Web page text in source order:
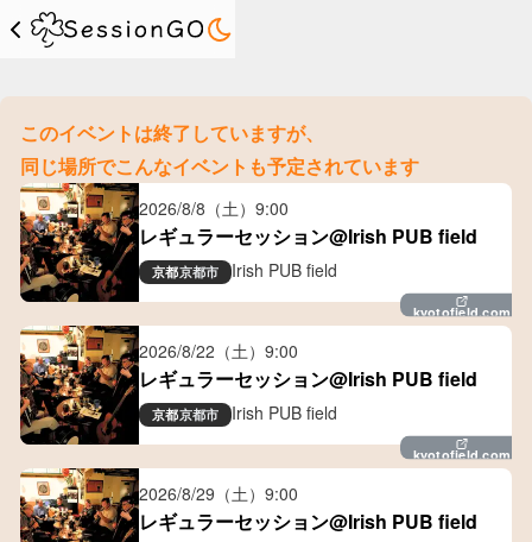
このイベントは終了していますが、
同じ場所でこんなイベントも予定されています
2026/8/8（土） 9:00
レギュラーセッション@Irish PUB field
京都京都市 Irish PUB field
kyotofield.com
2026/8/22（土） 9:00
レギュラーセッション@Irish PUB field
京都京都市 Irish PUB field
kyotofield.com
2026/8/29（土） 9:00
レギュラーセッション@Irish PUB field